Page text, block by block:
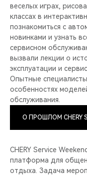
веселых играх,
классах в
познакомиться с
новинками и узнать
сервисном
вызвали лекции о
эксплуатации и
Опытные специалисты
особенностях
обслуживания.
О ПРОШЛОМ CHERY
CHERY Service
платформа для
отдыха. Задача